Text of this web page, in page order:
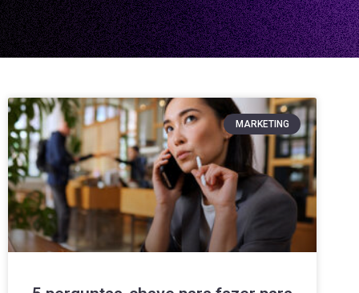
MARKETING